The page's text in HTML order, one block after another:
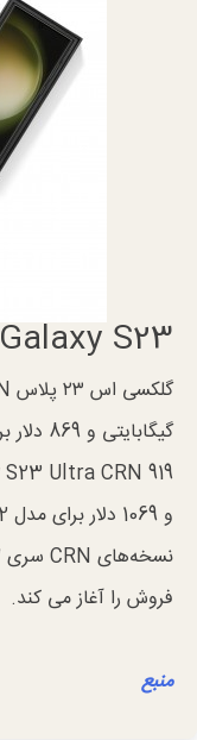
Galaxy S23
گیگابایتی و 869 دلار برای نسخه 512 گیگابایتی عرضه می شود.
فروش را آغاز می کند.
منبع